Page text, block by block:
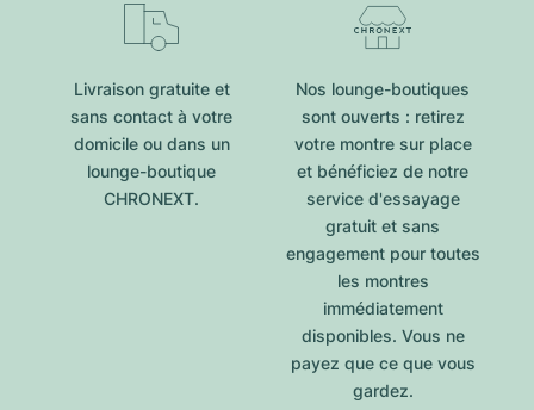
Livraison gratuite et
sans contact à votre
domicile ou dans un
lounge-boutique
CHRONEXT.
Nos lounge-boutiques
sont ouverts : retirez
votre montre sur place
et bénéficiez de notre
service d'essayage
gratuit et sans
engagement pour toutes
les montres
immédiatement
disponibles. Vous ne
payez que ce que vous
gardez.